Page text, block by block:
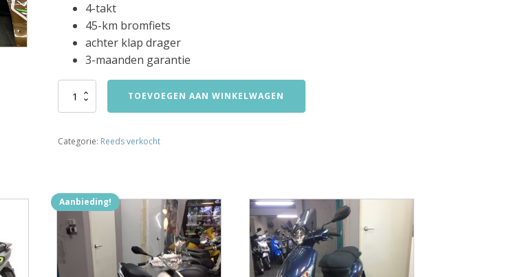
4-takt
45-km bromfiets
achter klap drager
3-maanden garantie
bromfiets
aantal
TOEVOEGEN AAN WINKELWAGEN
Categorie: Reeds verkocht
Aanbieding!